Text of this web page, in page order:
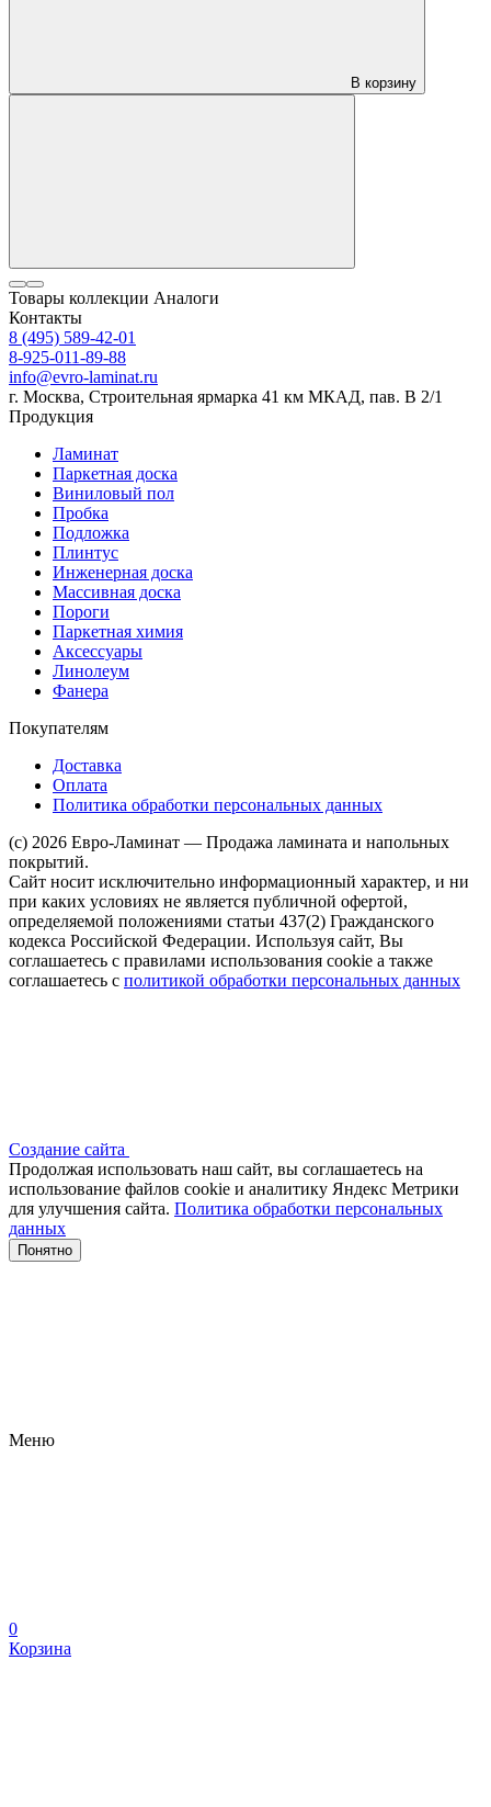
В корзину
Товары коллекции Аналоги
Контакты
8 (495) 589-42-01
8-925-011-89-88
info@evro-laminat.ru
г. Москва, Строительная ярмарка 41 км МКАД, пав. В 2/1
Продукция
Ламинат
Паркетная доска
Виниловый пол
Пробка
Подложка
Плинтус
Инженерная доска
Массивная доска
Пороги
Паркетная химия
Аксессуары
Линолеум
Фанера
Покупателям
Доставка
Оплата
Политика обработки персональных данных
(c) 2026 Евро-Ламинат — Продажа ламината и напольных
покрытий.
Сайт носит исключительно информационный характер, и ни
при каких условиях не является публичной офертой,
определяемой положениями статьи 437(2) Гражданского
кодекса Российской Федерации. Используя сайт, Вы
соглашаетесь с правилами использования cookie а также
соглашаетесь с политикой обработки персональных данных
Создание сайта
Продолжая использовать наш сайт, вы соглашаетесь на
использование файлов сооkіе и аналитику Яндекс Метрики
для улучшения сайта. Политика обработки персональных
данных
Понятно
Меню
0
Корзина